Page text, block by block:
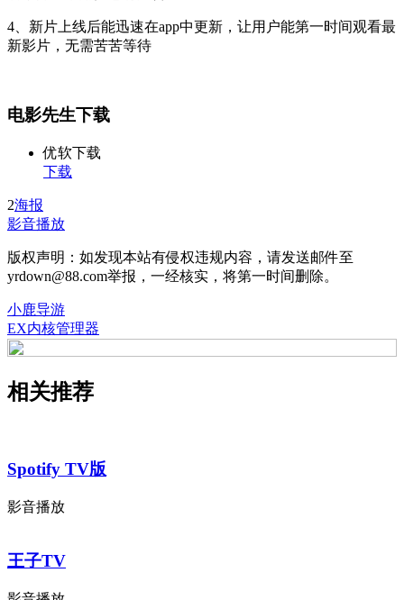
4、新片上线后能迅速在app中更新，让用户能第一时间观看最
新影片，无需苦苦等待
电影先生下载
优软下载
下载
2海报
影音播放
版权声明：如发现本站有侵权违规内容，请发送邮件至
yrdown@88.com举报，一经核实，将第一时间删除。
小鹿导游
EX内核管理器
相关推荐
Spotify TV版
影音播放
王子TV